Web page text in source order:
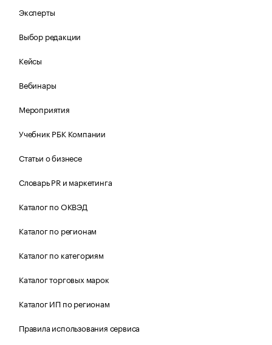
Эксперты
Выбор редакции
Кейсы
Вебинары
Мероприятия
Учебник РБК Компании
Статьи о бизнесе
Словарь PR и маркетинга
Каталог по ОКВЭД
Каталог по регионам
Каталог по категориям
Каталог торговых марок
Каталог ИП по регионам
Правила использования сервиса